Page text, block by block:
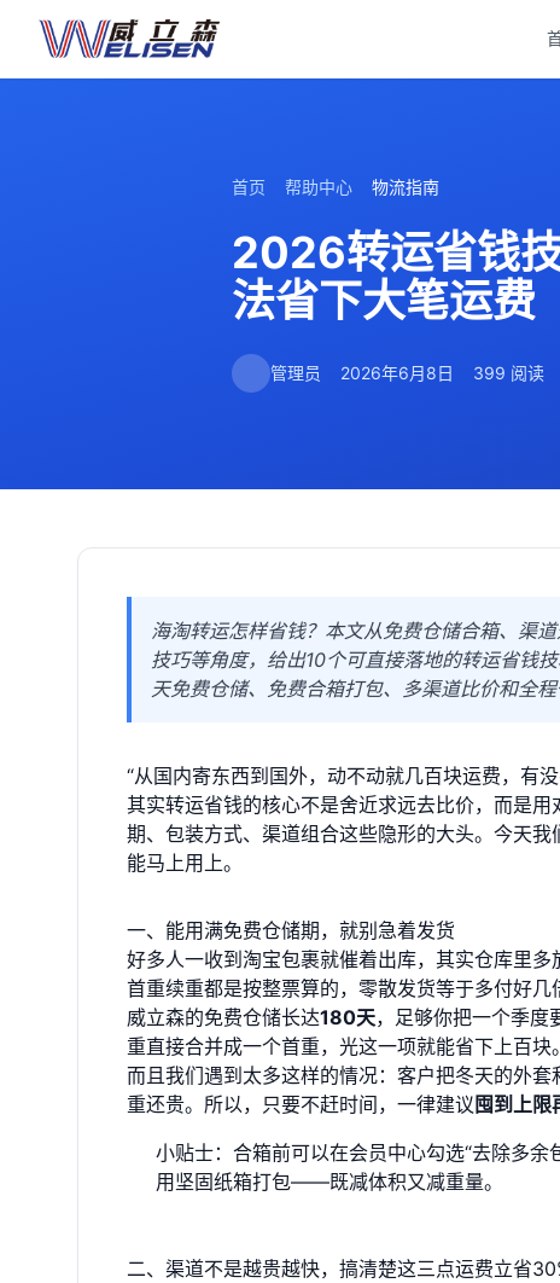
首页 帮助中心 物流指南
2026转运省钱
法省下大笔运费
管理员 2026年6月8日 399 阅读
海淘转运怎样省钱？本文从免费仓储合箱、渠
技巧等角度，给出10个可直接落地的转运省钱
天免费仓储、免费合箱打包、多渠道比价和全程
“从国内寄东西到国外，动不动就几百块运费，有
其实转运省钱的核心不是舍近求远去比价，而是
期、包装方式、渠道组合这些隐形的大头。今天
能马上用上。
一、能用满免费仓储期，就别急着发货
好多人一收到淘宝包裹就催着出库，其实仓库里
首重续重都是按整票算的，零散发货等于多付好几
威立森的免费仓储长达180天，足够你把一个季度
重直接合并成一个首重，光这一项就能省下上百块。
而且我们遇到太多这样的情况：客户把冬天的外
重还贵。所以，只要不赶时间，一律建议 囤到上限
小贴士：合箱前可以在会员中心勾选“去除多
用坚固纸箱打包——既减体积又减重量。
二、渠道不是越贵越快，搞清楚这三点运费立省